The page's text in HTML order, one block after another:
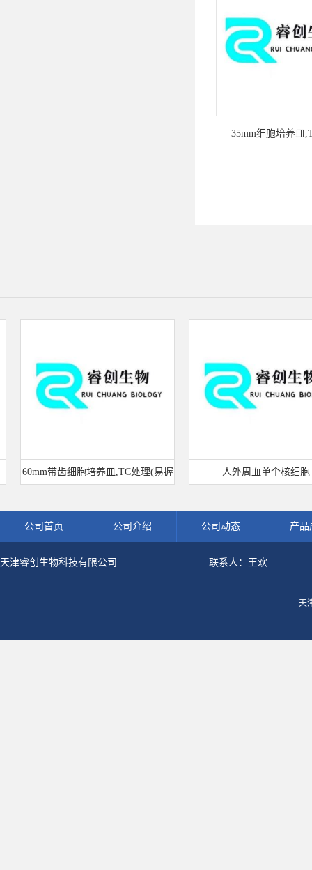
35mm细胞培养皿
60mm带齿细胞培养皿,TC处理(易握 人外周血单个核细胞
公司首页 公司介绍 公司动态 产品
天津睿创生物科技有限公司 联系人：王欢
天